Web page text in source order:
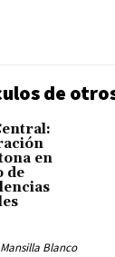
de
en
de
Blanco